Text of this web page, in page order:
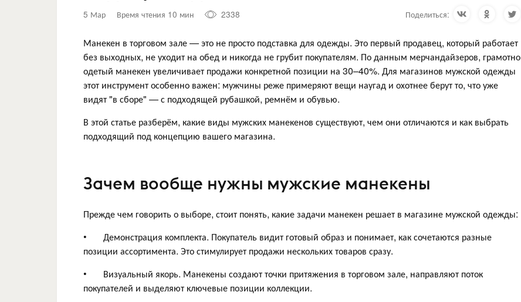
5 Мар Время чтения 10 мин 2338 Поделиться:
Манекен в торговом зале — это не просто подставка для одежды. Это первый продавец, который работает
без выходных, не уходит на обед и никогда не грубит покупателям. По данным мерчандайзеров, грамотно
одетый манекен увеличивает продажи конкретной позиции на 30–40%. Для магазинов мужской одежды
этот инструмент особенно важен: мужчины реже примеряют вещи наугад и охотнее берут то, что уже
видят "в сборе" — с подходящей рубашкой, ремнём и обувью.
В этой статье разберём, какие виды мужских манекенов существуют, чем они отличаются и как выбрать
подходящий под концепцию вашего магазина.
Зачем вообще нужны мужские манекены
Прежде чем говорить о выборе, стоит понять, какие задачи манекен решает в магазине мужской одежды:
• Демонстрация комплекта. Покупатель видит готовый образ и понимает, как сочетаются разные
позиции ассортимента. Это стимулирует продажи нескольких товаров сразу.
• Визуальный якорь. Манекены создают точки притяжения в торговом зале, направляют поток
покупателей и выделяют ключевые позиции коллекции.